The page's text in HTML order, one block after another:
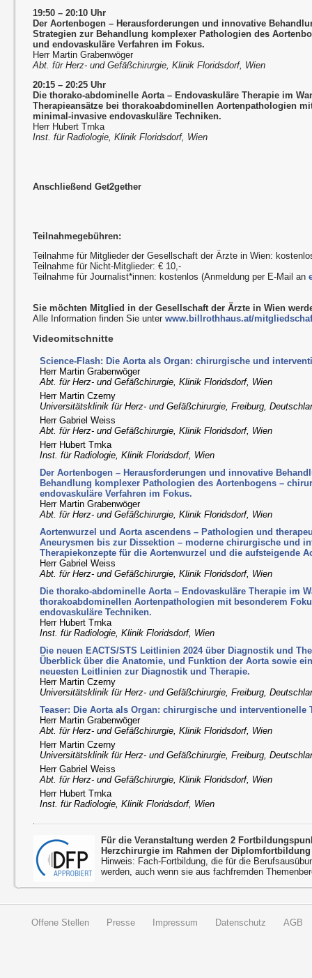
19:50 – 20:10 Uhr
Der Aortenbogen – Herausforderungen und innovative
Strategien zur Behandlung komplexer Pathologien des
und endovaskuläre Verfahren im Fokus.
Herr Martin Grabenwöger
Abt. für Herz- und Gefäßchirurgie, Klinik Floridsdorf, Wien
20:15 – 20:25 Uhr
Die thorako-abdominelle Aorta – Endovaskuläre Therapie im
Therapieansätze bei thorakoabdominellen Aortenpathologien
minimal-invasive endovaskuläre Techniken.
Herr Hubert Trnka
Inst. für Radiologie, Klinik Floridsdorf, Wien
Anschließend Get2gether
Teilnahmegebühren:
Teilnahme für Mitglieder der Gesellschaft der Ärzte in Wien:
Teilnahme für Nicht-Mitglieder: € 10,-
Teilnahme für Journalist*innen: kostenlos (Anmeldung per E-Mail an
Sie möchten Mitglied in der Gesellschaft der Ärzte in Wien
Alle Information finden Sie unterwww.billrothhaus.at/
Videomitschnitte
Science-Flash: Die Aorta als Organ: chirurgische und
Herr Martin Grabenwöger
Abt. für Herz- und Gefäßchirurgie, Klinik Floridsdorf, Wien
Herr Martin Czerny
Universitätsklinik für Herz- und Gefäßchirurgie, Freiburg,
Herr Gabriel Weiss
Abt. für Herz- und Gefäßchirurgie, Klinik Floridsdorf, Wien
Herr Hubert Trnka
Inst. für Radiologie, Klinik Floridsdorf, Wien
Der Aortenbogen – Herausforderungen und innovative
Behandlung komplexer Pathologien des Aortenbogens –
endovaskuläre Verfahren im Fokus.
Herr Martin Grabenwöger
Abt. für Herz- und Gefäßchirurgie, Klinik Floridsdorf, Wien
Aortenwurzel und Aorta ascendens – Pathologien und
Aneurysmen bis zur Dissektion – moderne chirurgische und
Therapiekonzepte für die Aortenwurzel und die aufsteigende
Herr Gabriel Weiss
Abt. für Herz- und Gefäßchirurgie, Klinik Floridsdorf, Wien
Die thorako-abdominelle Aorta – Endovaskuläre Therapie im
thorakoabdominellen Aortenpathologien mit besonderem
endovaskuläre Techniken.
Herr Hubert Trnka
Inst. für Radiologie, Klinik Floridsdorf, Wien
Die neuen EACTS/STS Leitlinien 2024 über Diagnostik und
Überblick über die Anatomie, und Funktion der Aorta sowie
neuesten Leitlinien zur Diagnostik und Therapie.
Herr Martin Czerny
Universitätsklinik für Herz- und Gefäßchirurgie, Freiburg,
Teaser: Die Aorta als Organ: chirurgische und interventionelle
Herr Martin Grabenwöger
Abt. für Herz- und Gefäßchirurgie, Klinik Floridsdorf, Wien
Herr Martin Czerny
Universitätsklinik für Herz- und Gefäßchirurgie, Freiburg,
Herr Gabriel Weiss
Abt. für Herz- und Gefäßchirurgie, Klinik Floridsdorf, Wien
Herr Hubert Trnka
Inst. für Radiologie, Klinik Floridsdorf, Wien
Für die Veranstaltung werden 2
Herzchirurgie im Rahmen der
Hinweis: Fach-Fortbildung, die für die
werden, auch wenn sie aus fachfremden
Offene Stellen Presse Impressum Datenschutz AGB